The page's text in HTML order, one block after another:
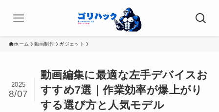
ホーム 動画制作 ガジェット
動画編集に最適な左手デバイスお
すすめ7選｜作業効率が爆上がり
する選び方と人気モデル
2025
8/07